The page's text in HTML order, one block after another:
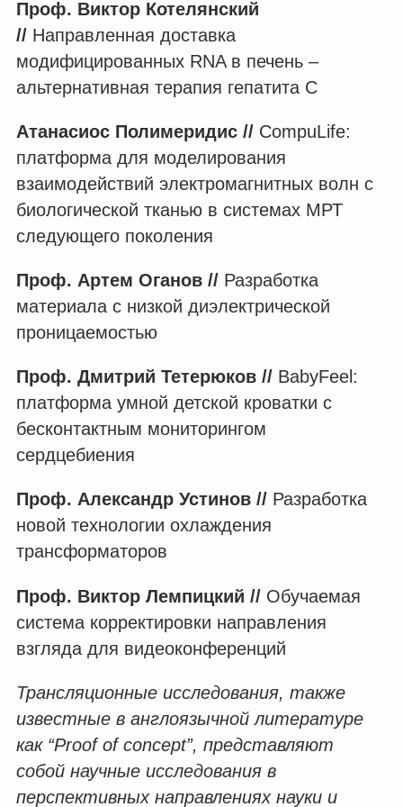
Проф. Виктор Котелянский
// Направленная доставка
модифицированных RNA в печень –
альтернативная терапия гепатита С
Атанасиос Полимеридис // CompuLife:
платформа для моделирования
взаимодействий электромагнитных волн с
биологической тканью в системах МРТ
следующего поколения
Проф. Артем Оганов // Разработка
материала с низкой диэлектрической
проницаемостью
Проф. Дмитрий Тетерюков // BabyFeel:
платформа умной детской кроватки с
бесконтактным мониторингом
сердцебиения
Проф. Александр Устинов // Разработка
новой технологии охлаждения
трансформаторов
Проф. Виктор Лемпицкий // Обучаемая
система корректировки направления
взгляда для видеоконференций
Трансляционные исследования, также
известные в англоязычной литературе
как “Proof of concept”, представляют
собой научные исследования в
перспективных направлениях науки и